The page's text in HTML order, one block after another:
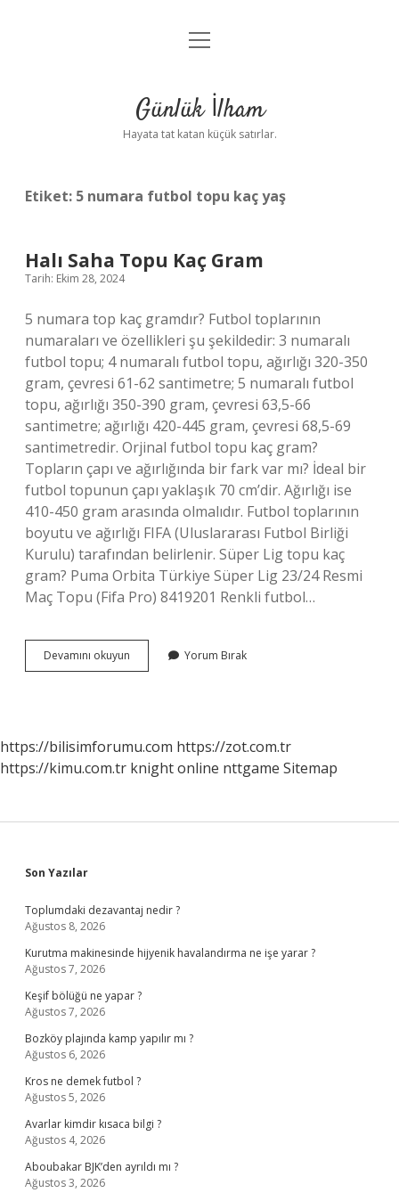
Anasayfa
Yasal Uyarı
menüyü
Günlük İlham
Hayata tat katan küçük satırlar.
Etiket: 5 numara futbol topu kaç yaş
Halı Saha Topu Kaç Gram
Tarih: Ekim 28, 2024
5 numara top kaç gramdır? Futbol toplarının
numaraları ve özellikleri şu şekildedir: 3 numaralı
futbol topu; 4 numaralı futbol topu, ağırlığı 320-350
gram, çevresi 61-62 santimetre; 5 numaralı futbol
topu, ağırlığı 350-390 gram, çevresi 63,5-66
santimetre; ağırlığı 420-445 gram, çevresi 68,5-69
santimetredir. Orjinal futbol topu kaç gram?
Topların çapı ve ağırlığında bir fark var mı? İdeal bir
futbol topunun çapı yaklaşık 70 cm’dir. Ağırlığı ise
410-450 gram arasında olmalıdır. Futbol toplarının
boyutu ve ağırlığı FIFA (Uluslararası Futbol Birliği
Kurulu) tarafından belirlenir. Süper Lig topu kaç
gram? Puma Orbita Türkiye Süper Lig 23/24 Resmi
Maç Topu (Fifa Pro) 8419201 Renkli futbol…
Devamını okuyun
Saha
Yorum Bırak
https://bilisimforumu.com https://zot.com.tr
https://kimu.com.tr knight online nttgame Sitemap
Sidebar
Son Yazılar
Toplumdaki dezavantaj nedir ?
Ağustos 8, 2026
Kurutma makinesinde hijyenik havalandırma ne işe yarar ?
Ağustos 7, 2026
Keşif bölüğü ne yapar ?
Ağustos 7, 2026
Bozköy plajında kamp yapılır mı ?
Ağustos 6, 2026
Kros ne demek futbol ?
Ağustos 5, 2026
Avarlar kimdir kısaca bilgi ?
Ağustos 4, 2026
Aboubakar BJK’den ayrıldı mı ?
Ağustos 3, 2026